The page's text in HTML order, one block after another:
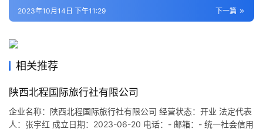
地
生
旅
城
市
下一篇
2023年10月14日 下午11:29
相关推荐
陕西北程国际旅行社有限公司
企业名称：陕西北程国际旅行社有限公司 经营状态：开业 法定代表
人：张宇红 成立日期：2023-06-20 电话：- 邮箱：- 统一社会信用